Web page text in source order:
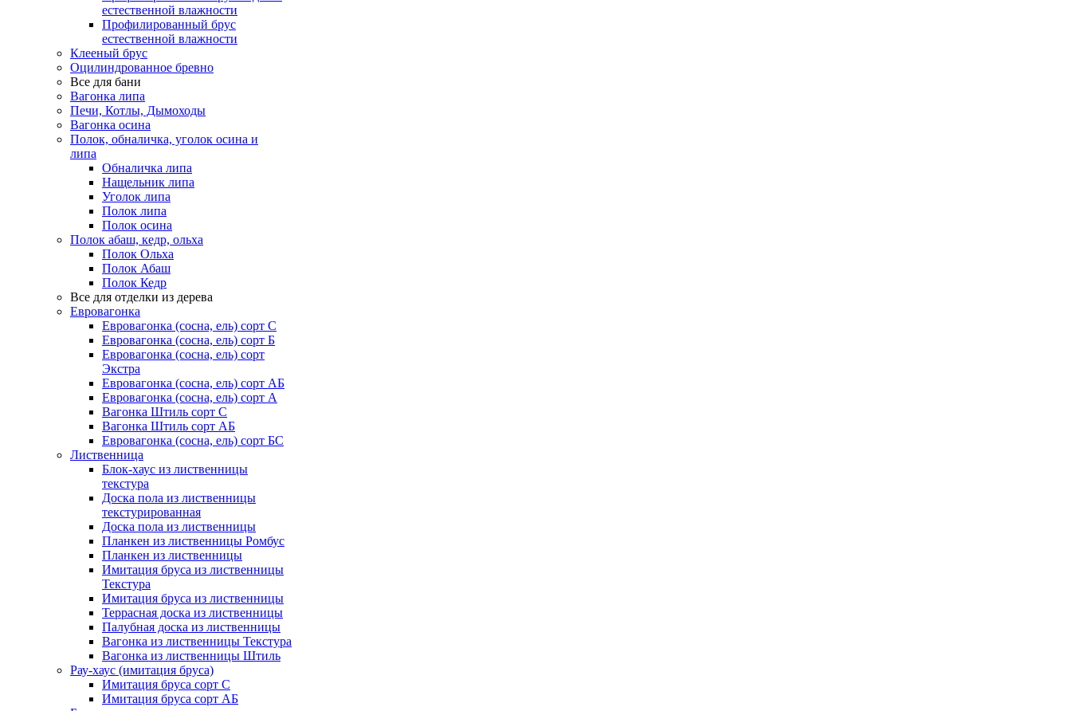
естественной влажности
Профилированный брус
естественной влажности
Клееный брус
Оцилиндрованное бревно
Все для бани
Вагонка липа
Печи, Котлы, Дымоходы
Вагонка осина
Полок, обналичка, уголок осина и
липа
Обналичка липа
Нащельник липа
Уголок липа
Полок липа
Полок осина
Полок абаш, кедр, ольха
Полок Ольха
Полок Абаш
Полок Кедр
Все для отделки из дерева
Евровагонка
Евровагонка (сосна, ель) сорт С
Евровагонка (сосна, ель) сорт Б
Евровагонка (сосна, ель) сорт
Экстра
Евровагонка (сосна, ель) сорт АБ
Евровагонка (сосна, ель) сорт А
Вагонка Штиль сорт С
Вагонка Штиль сорт АБ
Евровагонка (сосна, ель) сорт БС
Лиственница
Блок-хаус из лиственницы
текстура
Доска пола из лиственницы
текстурированная
Доска пола из лиственницы
Планкен из лиственницы Ромбус
Планкен из лиственницы
Имитация бруса из лиственницы
Текстура
Имитация бруса из лиственницы
Террасная доска из лиственницы
Палубная доска из лиственницы
Вагонка из лиственницы Текстура
Вагонка из лиственницы Штиль
Рау-хаус (имитация бруса)
Имитация бруса сорт С
Имитация бруса сорт АБ